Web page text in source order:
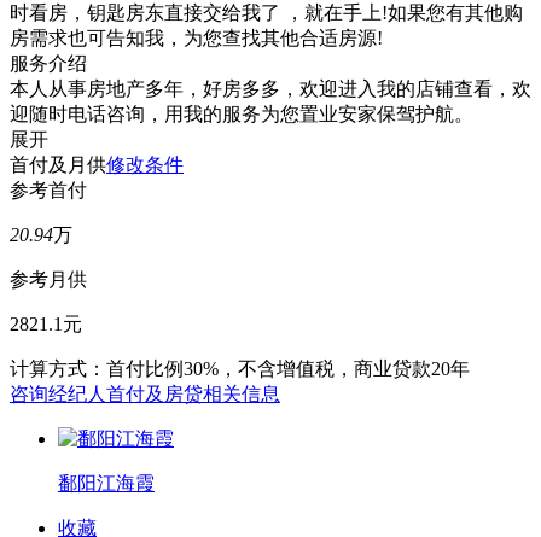
时看房，钥匙房东直接交给我了 ，就在手上!如果您有其他购
房需求也可告知我，为您查找其他合适房源!
服务介绍
本人从事房地产多年，好房多多，欢迎进入我的店铺查看，欢
迎随时电话咨询，用我的服务为您置业安家保驾护航。
展开
首付及月供修改条件
参考首付
20.94万
参考月供
2821.1元
计算方式：首付比例30%，不含增值税，商业贷款20年
咨询经纪人首付及房贷相关信息
鄱阳江海霞
收藏